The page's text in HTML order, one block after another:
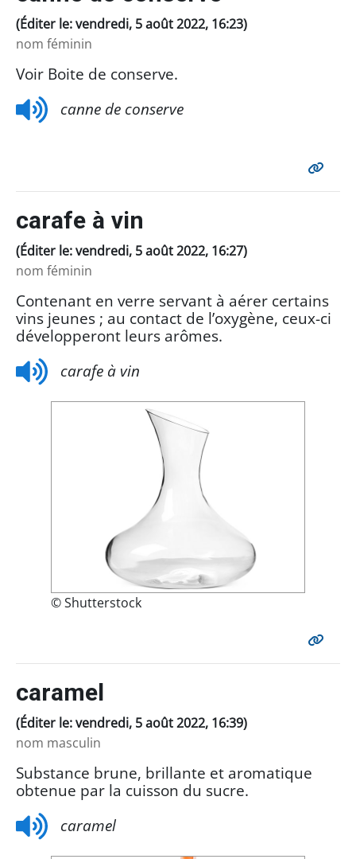
(Éditer le: vendredi, 5 août 2022, 16:23)
nom féminin
Voir Boite de conserve.
canne de conserve
carafe à vin
(Éditer le: vendredi, 5 août 2022, 16:27)
nom féminin
Contenant en verre servant à aérer certains
vins jeunes ; au contact de l’oxygène, ceux-ci
développeront leurs arômes.
carafe à vin
© Shutterstock
caramel
(Éditer le: vendredi, 5 août 2022, 16:39)
nom masculin
Substance brune, brillante et aromatique
obtenue par la cuisson du sucre.
caramel